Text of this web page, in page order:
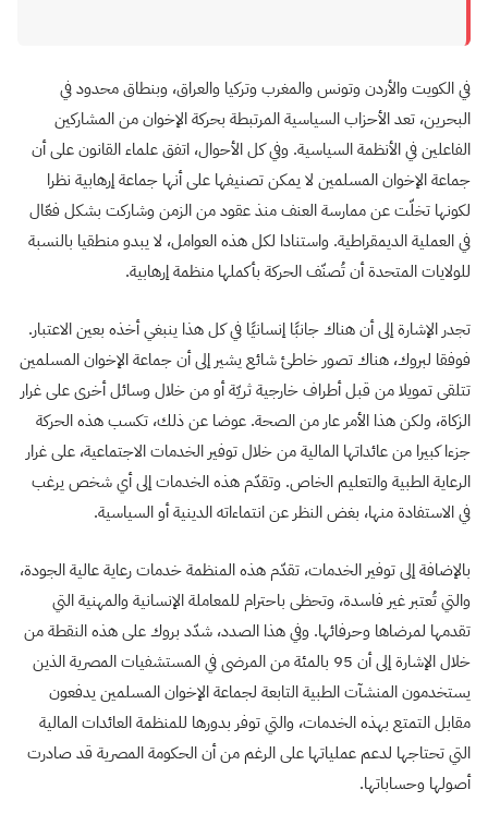
في الكويت والأردن وتونس والمغرب وتركيا والعراق، وبنطاق محدود في
البحرين، تعد الأحزاب السياسية المرتبطة بحركة الإخوان من المشاركين
الفاعلين في الأنظمة السياسية. وفي كل الأحوال، اتفق علماء القانون على أن
جماعة الإخوان المسلمين لا يمكن تصنيفها على أنها جماعة إرهابية نظرا
لكونها تخلّت عن ممارسة العنف منذ عقود من الزمن وشاركت بشكل فعّال
في العملية الديمقراطية. واستنادا لكل هذه العوامل، لا يبدو منطقيا بالنسبة
للولايات المتحدة أن تُصنّف الحركة بأكملها منظمة إرهابية.
تجدر الإشارة إلى أن هناك جانبًا إنسانيًا في كل هذا ينبغي أخذه بعين الاعتبار.
فوفقا لبروك، هناك تصور خاطئ شائع يشير إلى أن جماعة الإخوان المسلمين
تتلقى تمويلا من قبل أطراف خارجية ثريّة أو من خلال وسائل أخرى على غرار
الزكاة، ولكن هذا الأمر عار من الصحة. عوضا عن ذلك، تكسب هذه الحركة
جزءا كبيرا من عائداتها المالية من خلال توفير الخدمات الاجتماعية، على غرار
الرعاية الطبية والتعليم الخاص. وتقدّم هذه الخدمات إلى أي شخص يرغب
في الاستفادة منها، بغض النظر عن انتماءاته الدينية أو السياسية.
بالإضافة إلى توفير الخدمات، تقدّم هذه المنظمة خدمات رعاية عالية الجودة،
والتي تُعتبر غير فاسدة، وتحظى باحترام للمعاملة الإنسانية والمهنية التي
تقدمها لمرضاها وحرفائها. وفي هذا الصدد، شدّد بروك على هذه النقطة من
خلال الإشارة إلى أن 95 بالمئة من المرضى في المستشفيات المصرية الذين
يستخدمون المنشآت الطبية التابعة لجماعة الإخوان المسلمين يدفعون
مقابل التمتع بهذه الخدمات، والتي توفر بدورها للمنظمة العائدات المالية
التي تحتاجها لدعم عملياتها على الرغم من أن الحكومة المصرية قد صادرت
أصولها وحساباتها.